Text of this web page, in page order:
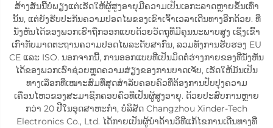
ສ້າງສັນນີ້ບໍ່ພຽງແຕ່ເຮັດໃຫ້ຜູ້ສູງອາຍຸມີຄວາມເປັນເອກະລາດຫຼາຍຂຶ້ນເທົ່າ
ນັ້ນ, ແຕ່ຍັງຮັບປະກັນຄວາມປອດໄພຂອງເຂົາເຈົ້າເວລາເດີນທາງອີກດ້ວຍ. ທີ່
ນັ່ງຫັນໄດ້ຂອງພວກເຮົາຖືກອອກແບບດ້ວຍວັດຖຸທີ່ມີຄຸນນະພາບສູງ ເຊິ່ງເຂົ້າ
ເກົາກັບມາດຕະຖານຄວາມປອດໄພລະດັບສາກົນ, ລວມທັງການຮັບຮອງ EU
CE ແລະ ISO. ນອກຈາກນີ້, ການອອກແບບທີ່ເປັນມິດຕໍ່ຮ່າງກາຍຂອງທີ່ນັ່ງຫັນ
ໄດ້ຂອງພວກເຮົາຊ່ວຍຫຼຸດຄວາມສ່ຽງຂອງການບາດເຈັບ, ເຮັດໃຫ້ມັນເປັນ
ທາງເລືອກທີ່ເໝາະສົມທີ່ສຸດສຳລັບຄອບຄົວທີ່ຕ້ອງການປັບປຸງຄວາມ
ເຄື່ອນໄຫວຂອງສະມາຊິກຄອບຄົວທີ່ເປັນຜູ້ສູງອາຍຸ. ດ້ວຍປະສົບການຫຼາຍ
ກວ່າ 20 ປີໃນອຸດສາຫະກຳ, ບໍລິສັດ Changzhou Xinder-Tech
Electronics Co., Ltd. ໄດ້ກາຍເປັນຜູ້ນຳດ້ານວິທີແກ້ໄຂການເດີນທາງທີ່